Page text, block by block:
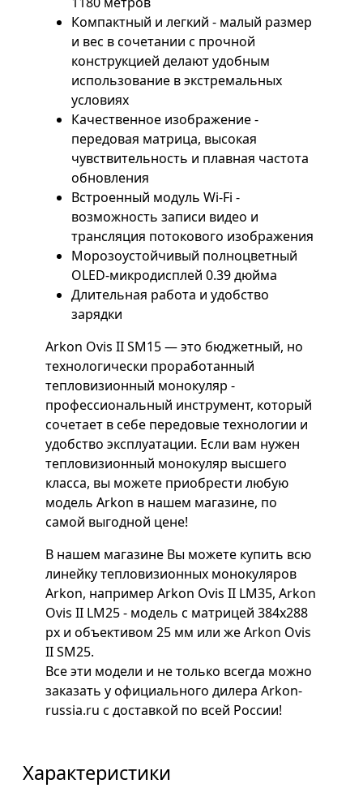
Компактный и легкий - малый размер
и вес в сочетании с прочной
конструкцией делают удобным
использование в экстремальных
условиях
Качественное изображение -
передовая матрица, высокая
чувствительность и плавная частота
обновления
Встроенный модуль Wi-Fi -
возможность записи видео и
трансляция потокового изображения
Морозоустойчивый полноцветный
OLED-микродисплей 0.39 дюйма
Длительная работа и удобство
зарядки
Arkon Ovis II SM15 — это бюджетный, но
технологически проработанный
тепловизионный монокуляр -
профессиональный инструмент, который
сочетает в себе передовые технологии и
удобство эксплуатации. Если вам нужен
тепловизионный монокуляр высшего
класса, вы можете приобрести любую
модель Arkon в нашем магазине, по
самой выгодной цене!
В нашем магазине Вы можете купить всю
линейку тепловизионных монокуляров
Arkon, например Arkon Ovis II LM35, Arkon
Ovis II LM25 - модель с матрицей 384x288
px и объективом 25 мм или же Arkon Ovis
II SM25.
Все эти модели и не только всегда можно
заказать у официального дилера Arkon-
russia.ru с доставкой по всей России!
Характеристики